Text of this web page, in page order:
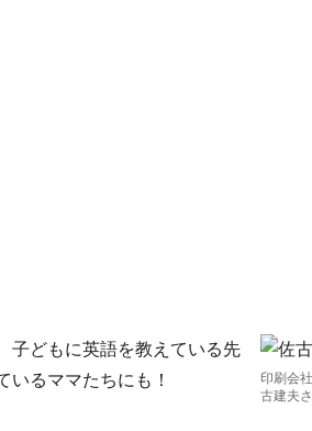
印刷会
古建夫さ
子どもに英語を教えている先
いるママたちにも！